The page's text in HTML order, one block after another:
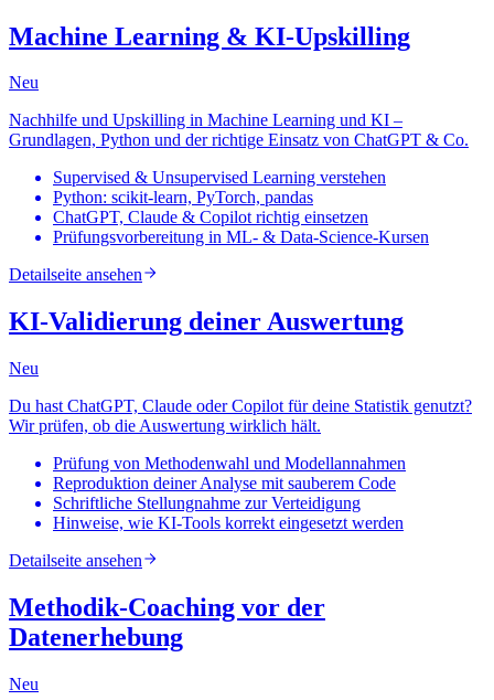
Machine Learning & KI-Upskilling
Neu
Nachhilfe und Upskilling in Machine Learning und KI –
Grundlagen, Python und der richtige Einsatz von ChatGPT & Co.
Supervised & Unsupervised Learning verstehen
Python: scikit-learn, PyTorch, pandas
ChatGPT, Claude & Copilot richtig einsetzen
Prüfungsvorbereitung in ML- & Data-Science-Kursen
Detailseite ansehen
KI-Validierung deiner Auswertung
Neu
Du hast ChatGPT, Claude oder Copilot für deine Statistik genutzt?
Wir prüfen, ob die Auswertung wirklich hält.
Prüfung von Methodenwahl und Modellannahmen
Reproduktion deiner Analyse mit sauberem Code
Schriftliche Stellungnahme zur Verteidigung
Hinweise, wie KI-Tools korrekt eingesetzt werden
Detailseite ansehen
Methodik-Coaching vor der
Datenerhebung
Neu